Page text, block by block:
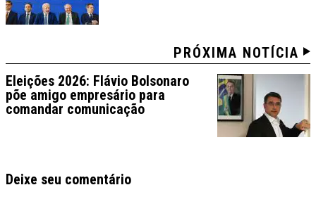
PRÓXIMA NOTÍCIA
Eleições 2026: Flávio Bolsonaro
põe amigo empresário para
comandar comunicação
Deixe seu comentário